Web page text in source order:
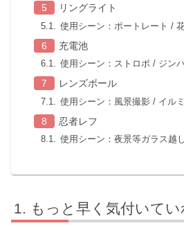
リングライト
使用シーン：ポートレート /
充電池
使用シーン：ストロボ / ジン
レンズボール
使用シーン：風景撮影 / イル
忍者レフ
使用シーン：夜景等ガラス越
もっと早く気付いて